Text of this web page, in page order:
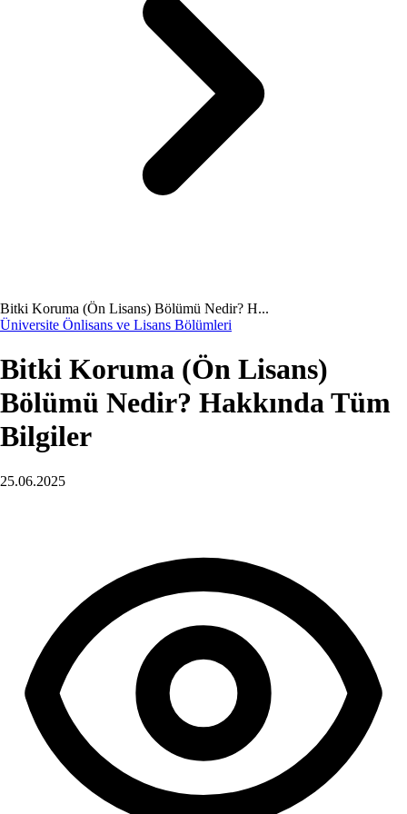
Bitki Koruma (Ön Lisans) Bölümü Nedir? H...
Üniversite Önlisans ve Lisans Bölümleri
Bitki Koruma (Ön Lisans)
Bölümü Nedir? Hakkında Tüm
Bilgiler
25.06.2025